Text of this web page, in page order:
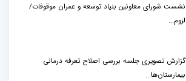
نشست شورای معاونین بنیاد توسعه و عمران موقوفات/
لزوم...
گزارش تصویری جلسه بررسی اصلاح تعرفه درمانی
بیمارستان‌ها...